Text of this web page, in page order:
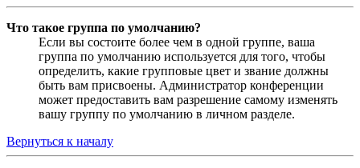
Что такое группа по умолчанию?
Если вы состоите более чем в одной группе, ваша
группа по умолчанию используется для того, чтобы
определить, какие групповые цвет и звание должны
быть вам присвоены. Администратор конференции
может предоставить вам разрешение самому изменять
вашу группу по умолчанию в личном разделе.
Вернуться к началу